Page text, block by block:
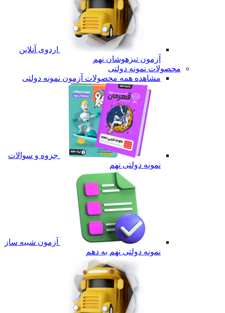
اردوی آنلاین
آزمون تیزهوشان نهم
محصولات نمونه دولتی
مشاهده همه محصولات آزمون نمونه دولتی
جزوه و سوالات
نمونه دولتی نهم
آزمون شبیه ساز
نمونه دولتی نهم به دهم